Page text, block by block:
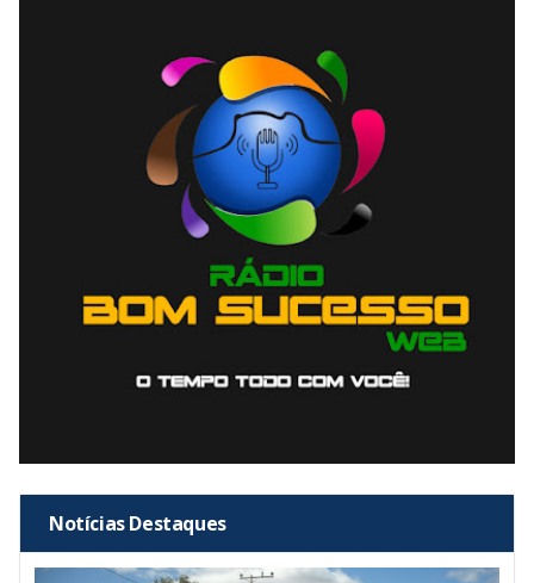
Notícias Destaques